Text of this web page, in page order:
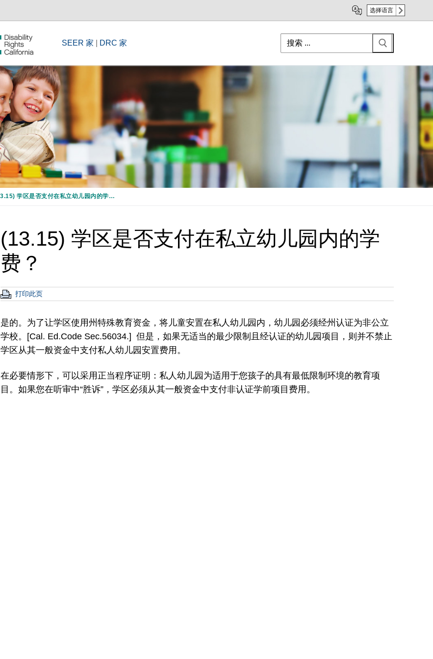
选择语言
SEER 家 DRC 家
Search
for:
(13.15) 学区是否支付在私立幼儿园内的学费？
(13.15) 学区是否支付在私立幼儿园内的学
费？
打印此页
是的。为了让学区使用州特殊教育资金，将儿童安置在私人幼儿园内，幼儿园必须经州认证为非公立
学校。[Cal. Ed.Code Sec.56034.] 但是，如果无适当的最少限制且经认证的幼儿园项目，则并不禁止
学区从其一般资金中支付私人幼儿园安置费用。
在必要情形下，可以采用正当程序证明：私人幼儿园为适用于您孩子的具有最低限制环境的教育项
目。如果您在听审中“胜诉”，学区必须从其一般资金中支付非认证学前项目费用。